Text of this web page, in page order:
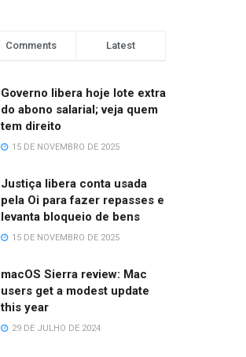
Comments Latest
Governo libera hoje lote extra
do abono salarial; veja quem
tem direito
15 DE NOVEMBRO DE 2025
Justiça libera conta usada
pela Oi para fazer repasses e
levanta bloqueio de bens
15 DE NOVEMBRO DE 2025
macOS Sierra review: Mac
users get a modest update
this year
29 DE JULHO DE 2024